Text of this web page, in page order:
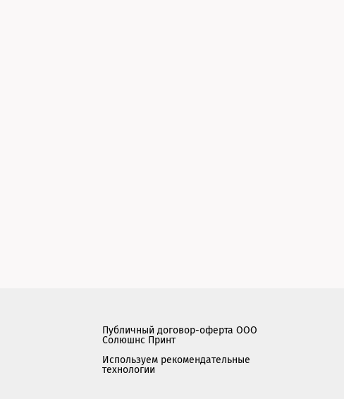
Публичный договор-оферта ООО
Солюшнс Принт
Используем рекомендательные
технологии